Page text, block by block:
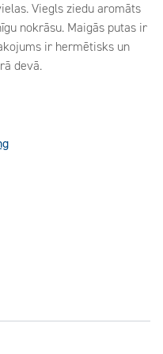
Viegls ziedu aromāts
nokrāsu. Maigās putas ir
ir hermētisks un
devā.